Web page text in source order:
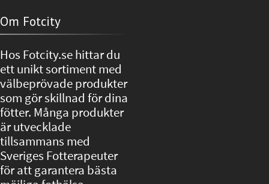
Om Fotcity
Hos Fotcity.se hittar du
ett unikt sortiment med
välbeprövade produkter
som gör skillnad för dina
fötter. Många produkter
är utvecklade
tillsammans med
Sveriges Fotterapeuter
för att garantera bästa